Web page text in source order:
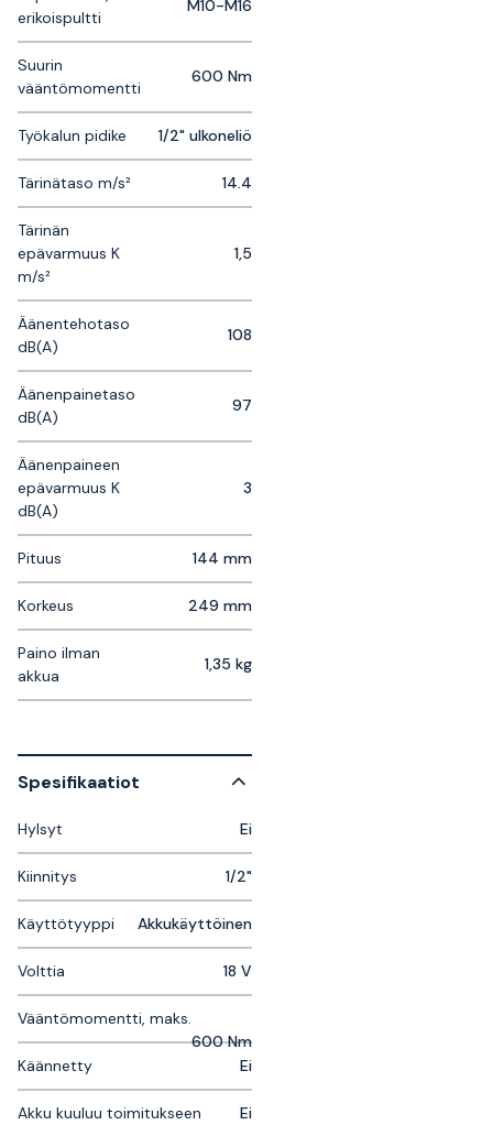
erikoispultti
M10-M16
Suurin
vääntömomentti
600 Nm
Työkalun pidike 1/2" ulkoneliö
Tärinätaso m/s² 14.4
Tärinän
epävarmuus K
m/s²
1,5
Äänentehotaso
dB(A)
108
Äänenpainetaso
dB(A)
97
Äänenpaineen
epävarmuus K
dB(A)
3
Pituus 144 mm
Korkeus 249 mm
Paino ilman
akkua
1,35 kg
Spesifikaatiot
Hylsyt Ei
Kiinnitys 1/2"
Käyttötyyppi Akkukäyttöinen
Volttia 18 V
Vääntömomentti, maks.
600 Nm
Käännetty
Ei
Akku kuuluu toimitukseen Ei